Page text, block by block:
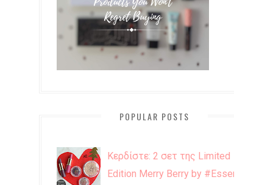
POPULAR POSTS
Κερδίστε: 2 σετ της Limited
Edition Merry Berry by #Essence